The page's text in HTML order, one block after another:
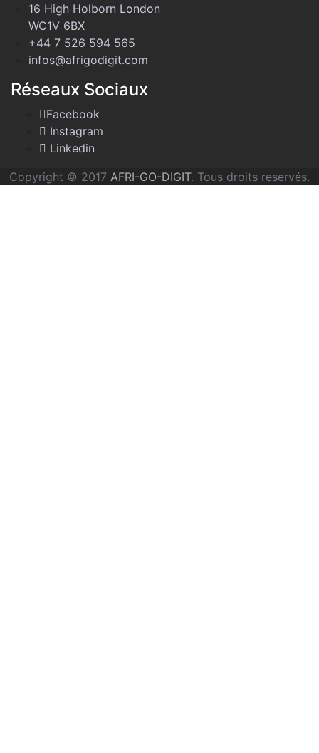
16 High Holborn London
WC1V 6BX
+44 7 526 594 565
infos@afrigodigit.com
Réseaux Sociaux
Facebook
Instagram
Linkedin
Copyright © 2017 AFRI-GO-DIGIT. Tous droits reservés.